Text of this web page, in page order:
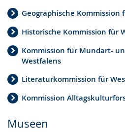
Geographische Kommission
Historische Kommission für
Kommission für Mundart-
Westfalens
Literaturkommission für
Kommission
Museen
wird
angezeigt.